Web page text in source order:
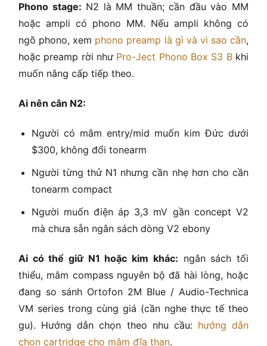
Phono stage: N2 là MM thuần; cần đầu vào MM
hoặc ampli có phono MM. Nếu ampli không có
ngõ phono, xem phono preamp là gì và vì sao cần,
hoặc preamp rời như Pro-Ject Phono Box S3 Bkhi
muốn nâng cấp tiếp theo.
Ai nên cân N2:
Người có mâm entry/mid muốn kim Đức dưới
$300, không đổi tonearm
Người từng thử N1 nhưng cần nhẹ hơn cho cần
tonearm compact
Người muốn điện áp 3,3 mV gần concept V2
mà chưa sẵn ngân sách dòng V2 ebony
Ai có thể giữ N1 hoặc kim khác: ngân sách tối
thiểu, mâm compass nguyên bộ đã hài lòng, hoặc
đang so sánh Ortofon 2M Blue / Audio-Technica
VM series trong cùng giá (cần nghe thực tế theo
gu). Hướng dẫn chọn theo nhu cầu: hướng dẫn
chọn cartridge cho mâm đĩa than.